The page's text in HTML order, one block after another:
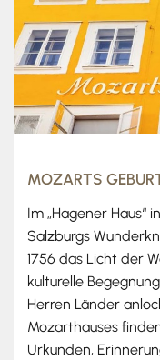
MOZARTS
Im „Hagener Haus“
Salzburgs
1756 das Licht der
kulturelle
Herren Länder
Mozarthauses
Urkunden,